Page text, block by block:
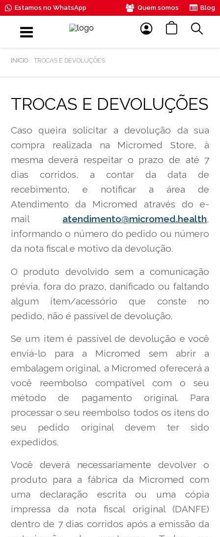
Estamos no WhatsApp Quem somos Blog
TROCAS E DEVOLUÇÕES
TROCAS E DEVOLUÇÕES
Caso queira solicitar a devolução da sua
compra realizada na Micromed Store, à
mesma deverá respeitar o prazo de até 7
dias corridos, a contar da data de
recebimento, e notificar a área de
Atendimento da Micromed através do e-
mail atendimento@micromed.health,
informando o número do pedido ou número
da nota fiscal e motivo da devolução.
O produto devolvido sem a comunicação
prévia, fora do prazo, danificado ou faltando
algum item/acessório que conste no
pedido, não é passível de devolução.
Se um item é passível de devolução e você
enviá-lo para a Micromed sem abrir a
embalagem original, a Micromed oferecerá a
você reembolso compatível com o seu
método de pagamento original. Para
processar o seu reembolso todos os itens do
seu pedido original devem ter sido
expedidos.
Você deverá necessariamente devolver o
produto para a fábrica da Micromed com
uma declaração escrita ou uma cópia
impressa da nota fiscal original (DANFE)
dentro de 7 dias corridos após a emissão da